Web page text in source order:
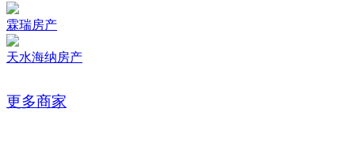
霖瑞房产
天水海纳房产
更多商家